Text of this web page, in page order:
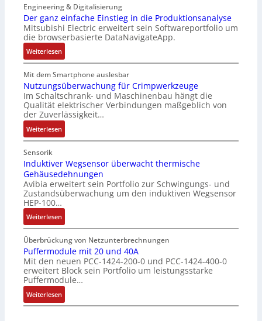
i
t
E
n
c
o
d
e
r
i
a
n
g
u
l
a
t
i
o
n
t
e
i
l
e
r
h
ä
l
S
c
h
t
z
l
a
k
b
e
s
c
h
i
c
h
n
s
o
r
l
o
s
e
F
a
n
g
s
h
a
l
t
u
n
g
Engineering & Digitalisierung
Der ganz einfache Einstieg in die Produktionsanalyse
Mitsubishi Electric erweitert sein Softwareportfolio um
die browserbasierte DataNavigateApp.
Weiterlesen:
D
e
r
g
a
n
z
e
n
f
a
c
h
e
E
i
n
s
t
i
e
g
Mit dem Smartphone auslesbar
Nutzungsüberwachung für Crimpwerkzeuge
Im Schaltschrank- und Maschinenbau hängt die
Qualität elektrischer Verbindungen maßgeblich von
der Zuverlässigkeit…
Weiterlesen:
N
t
z
u
n
s
ü
b
e
r
w
a
c
h
Sensorik
Induktiver Wegsensor überwacht thermische
Gehäusedehnungen
Avibia erweitert sein Portfolio zur Schwingungs- und
Zustandsüberwachung um den induktiven Wegsensor
HEP-100…
Weiterlesen:
I
n
d
u
k
t
i
v
Überbrückung von Netzunterbrechnungen
Puffermodule mit 20 und 40A
Mit den neuen PCC-1424-200-0 und PCC-1424-400-0
erweitert Block sein Portfolio um leistungsstarke
Puffermodule…
Weiterlesen:
P